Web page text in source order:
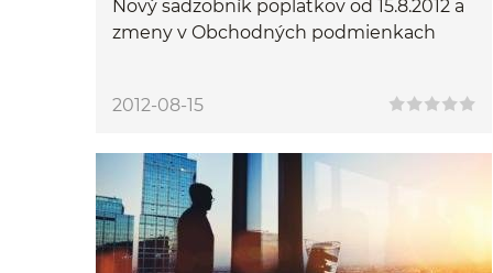
Nový sadzobník poplatkov od 15.8.2012 a
zmeny v Obchodných podmienkach
2012-08-15